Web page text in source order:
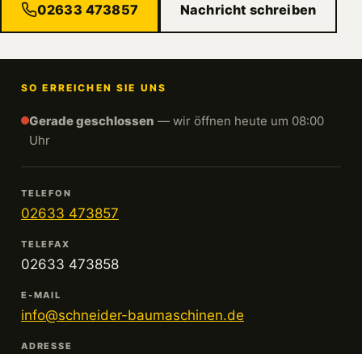
02633 473857 Nachricht schreiben
SO ERREICHEN SIE UNS
Gerade geschlossen — wir öffnen heute um 08:00
Uhr
TELEFON
02633 473857
TELEFAX
02633 473858
E-MAIL
info@schneider-baumaschinen.de
ADRESSE